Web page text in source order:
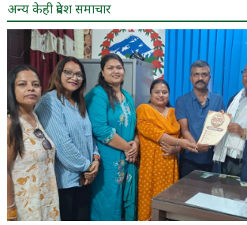
अन्य केही प्रदेश समाचार